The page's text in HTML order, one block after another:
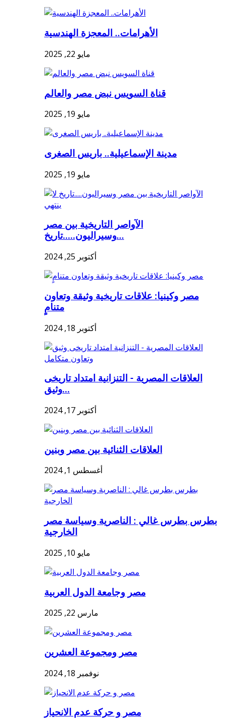
الأهرامات.. المعجزة الهندسية
مايو 22, 2025
قناة السويس نبض مصر والعالم
مايو 19, 2025
مدينة الإسماعيلية.. باريس الصغرى
مايو 19, 2025
الآواصر التاريخية بين مصر
وسيراليون.....تاريخ...
أكتوبر 25, 2024
مصر وكينيا: علاقات تاريخية وثيقة وتعاون
متنامٍ
أكتوبر 18, 2024
العلاقات المصرية - التنزانية امتداد تاريخى
وثيق...
أكتوبر 17, 2024
العلاقات الثنائية بين مصر وبنين
أغسطس 1, 2024
بطرس بطرس غالي : الناصرية وسياسة مصر
الخارجية
مايو 10, 2025
مصر وجامعة الدول العربية
مارس 22, 2025
مصر ومجموعة العشرين
نوفمبر 18, 2024
مصر و حركة عدم الانحياز